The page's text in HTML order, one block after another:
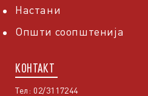
Настани
Општи соопштенија
КОНТАКТ
Тел: 02/3117244